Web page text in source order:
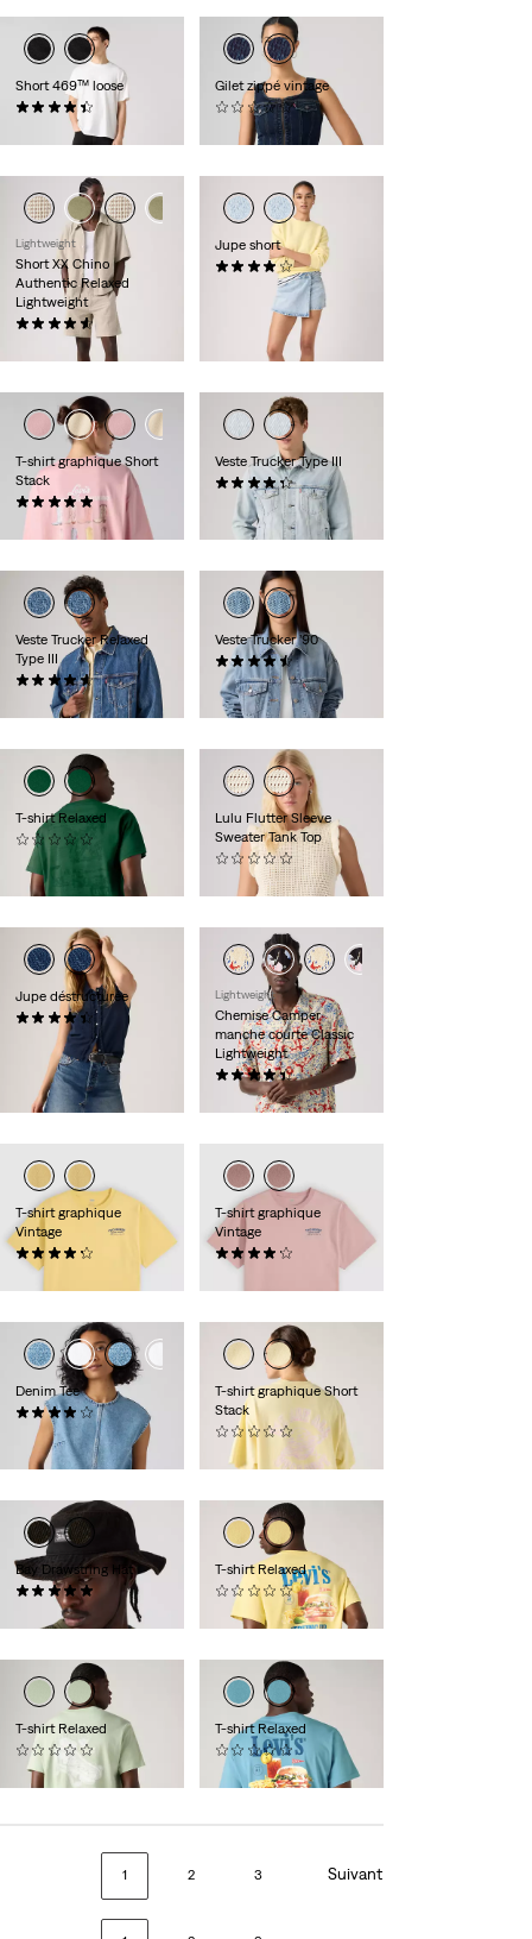
Short 469™ loose
(345)
Gilet zippé vintage
(0)
89,00 €
Lightweight
Short XX Chino
Authentic Relaxed
Lightweight
(56)
Jupe short
(34)
T-shirt graphique Short
Stack
(1)
35,00 €
Veste Trucker Type III
(235)
130,00 €
Veste Trucker Relaxed
Type III
(84)
130,00 €
Veste Trucker ’90
(419)
140,00 €
T-shirt Relaxed
35,00 €
Lulu Flutter Sleeve
Sweater Tank Top
(0)
55,00 €
Jupe déstructurée
65,00 €
Lightweight
Chemise Camper
manche courte Classic
Lightweight
(50)
55,00 €
T-shirt graphique
Vintage
35,00 €
T-shirt graphique
Vintage
35,00 €
Denim Tee
(1)
65,00 €
T-shirt graphique Short
Stack
(0)
35,00 €
Bay Drawstring Hat
39,00 €
T-shirt Relaxed
(0)
35,00 €
T-shirt Relaxed
(0)
35,00 €
T-shirt Relaxed
(0)
35,00 €
1 2 3 Suivant